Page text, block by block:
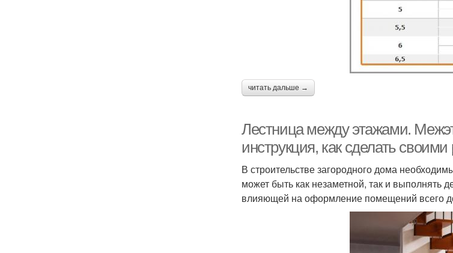
читать дальше →
Лестница между этажами.
инструкция, как сделать
В строительстве загородного дома
может быть как незаметной, так и выполнять
влияющей на оформление помещений всего